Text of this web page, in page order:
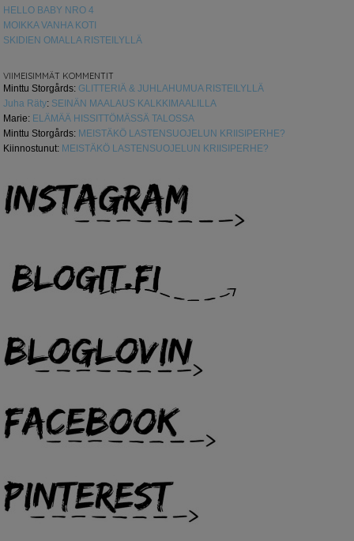
HELLO BABY NRO 4
MOIKKA VANHA KOTI
SKIDIEN OMALLA RISTEILYLLÄ
VIIMEISIMMÄT KOMMENTIT
Minttu Storgårds: GLITTERIÄ & JUHLAHUMUA RISTEILYLLÄ
Juha Räty: SEINÄN MAALAUS KALKKIMAALILLA
Marie: ELÄMÄÄ HISSITTÖMÄSSÄ TALOSSA
Minttu Storgårds: MEISTÄKÖ LASTENSUOJELUN KRIISIPERHE?
Kiinnostunut: MEISTÄKÖ LASTENSUOJELUN KRIISIPERHE?